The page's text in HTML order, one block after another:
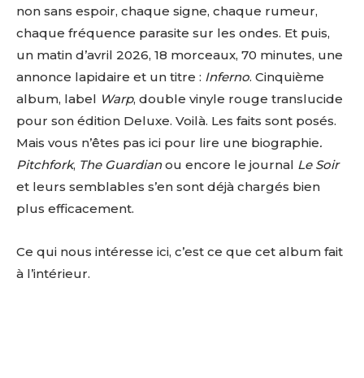
non sans espoir, chaque signe, chaque rumeur,
chaque fréquence parasite sur les ondes. Et puis,
un matin d’avril 2026, 18 morceaux, 70 minutes, une
annonce lapidaire et un titre : Inferno. Cinquième
album, label Warp, double vinyle rouge translucide
pour son édition Deluxe. Voilà. Les faits sont posés.
Mais vous n’êtes pas ici pour lire une biographie.
Pitchfork, The Guardianou encore le journal Le Soir
et leurs semblables s’en sont déjà chargés bien
plus efficacement.
Ce qui nous intéresse ici, c’est ce que cet album fait
à l’intérieur.